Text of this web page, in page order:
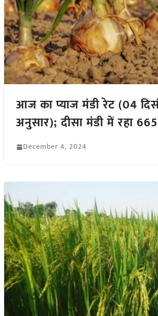
आज का प्याज मंडी रेट (04
अनुसार); दीसा मंडी में रहा
December 4, 2024